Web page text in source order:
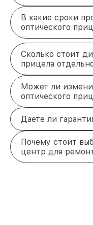
В какие сроки
оптического
Сколько стоит
прицела
Может ли
оптического
Даете ли
Почему стоит
центр для